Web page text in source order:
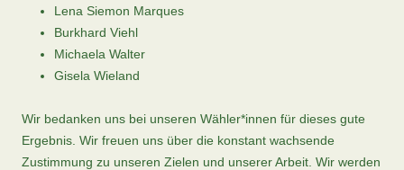
Lena Siemon Marques
Burkhard Viehl
Michaela Walter
Gisela Wieland
Wir bedanken uns bei unseren Wähler*innen für dieses gute
Ergebnis. Wir freuen uns über die konstant wachsende
Zustimmung zu unseren Zielen und unserer Arbeit. Wir werden